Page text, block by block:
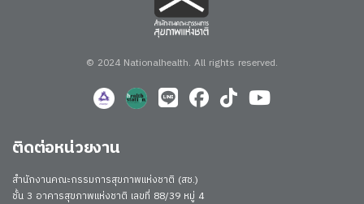
© 2024 Nationalhealth. All rights reserved.
ติดต่อหน่วยงาน
สำนักงานคณะกรรมการสุขภาพแห่งชาติ (สช.)
ชั้น 3 อาคารสุขภาพแห่งชาติ เลขที่ 88/39 หมู่ 4